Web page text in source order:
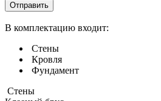
В комплектацию входит:
Стены
Кровля
Фундамент
Стены